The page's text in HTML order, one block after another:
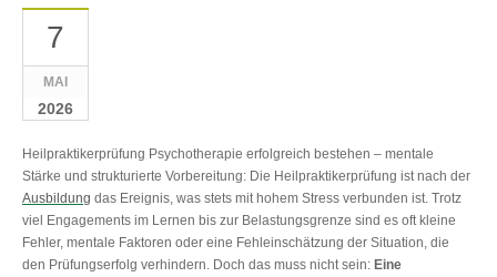
7
MAI
2026
Heilpraktikerprüfung Psychotherapie erfolgreich bestehen ‒ mentale
Stärke und strukturierte Vorbereitung: Die Heilpraktikerprüfung ist nach der
Ausbildung das Ereignis, was stets mit hohem Stress verbunden ist. Trotz
viel Engagements im Lernen bis zur Belastungsgrenze sind es oft kleine
Fehler, mentale Faktoren oder eine Fehleinschätzung der Situation, die
den Prüfungserfolg verhindern. Doch das muss nicht sein: Eine